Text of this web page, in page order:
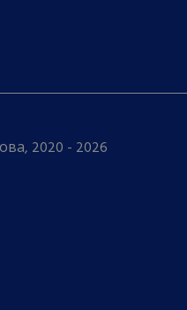
2020 - 2026